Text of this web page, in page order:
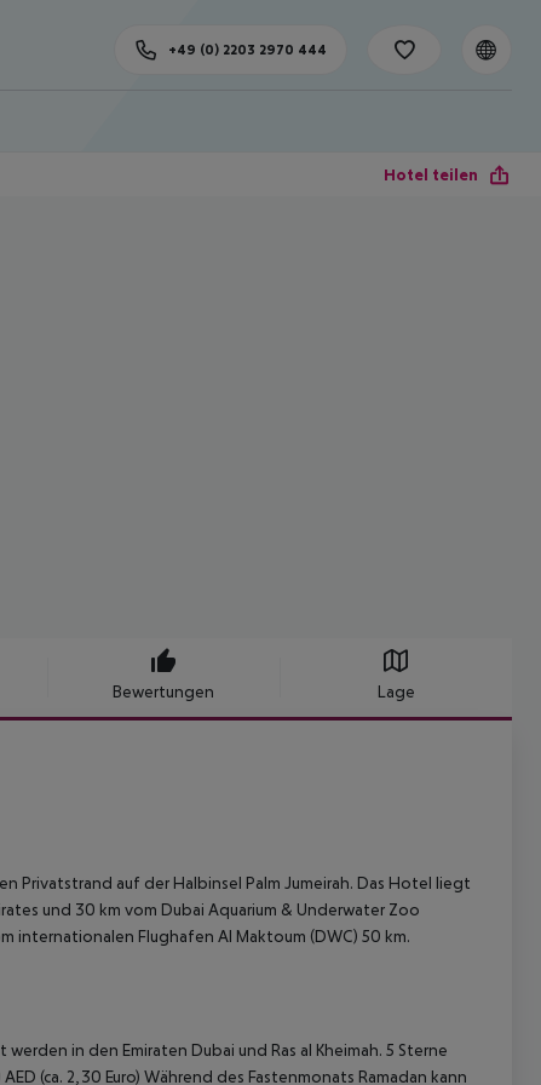
+49 (0) 2203 2970 444
Hotel teilen
Bewertungen Lage
Privatstrand auf der Halbinsel Palm Jumeirah. Das Hotel liegt
und 30 km vom Dubai Aquarium & Underwater Zoo
internationalen Flughafen Al Maktoum (DWC) 50 km.
in den Emiraten Dubai und Ras al Kheimah. 5 Sterne
(ca. 2,30 Euro) Während des Fastenmonats Ramadan kann